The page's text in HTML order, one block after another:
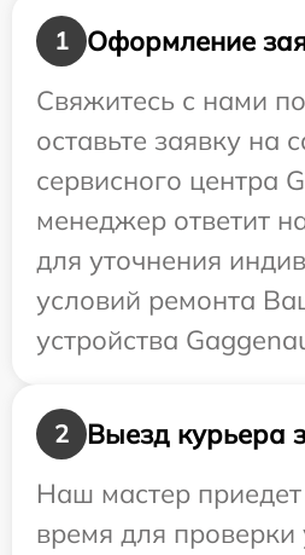
1
Оформление
Свяжитесь с нами
оставьте заявку на
сервисного центра
менеджер ответит
для уточнения
условий ремонта
устройства
2
Выезд курьера
Наш мастер
время для проверки